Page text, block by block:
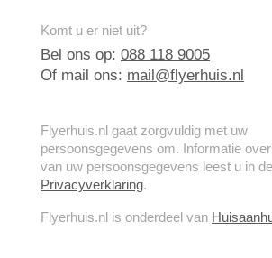
Komt u er niet uit?
Bel ons op: 088 118 9005
Of mail ons: mail@flyerhuis.nl
Flyerhuis.nl gaat zorgvuldig met uw
persoonsgegevens om. Informatie
van uw persoonsgegevens leest u in de
Privacyverklaring.
Flyerhuis.nl is onderdeel van